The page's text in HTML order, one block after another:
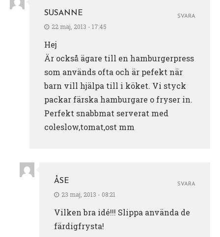
SUSANNE
22 maj, 2013 - 17:45
Hej
Är också ägare till en hamburgerpress
som används ofta och är pefekt när
barn vill hjälpa till i köket. Vi styck
packar färska hamburgare o fryser in.
Perfekt snabbmat serverat med
coleslow,tomat,ost mm
SVARA
ÅSE
23 maj, 2013 - 08:21
Vilken bra idé!!! Slippa använda de
färdigfrysta!
SVARA